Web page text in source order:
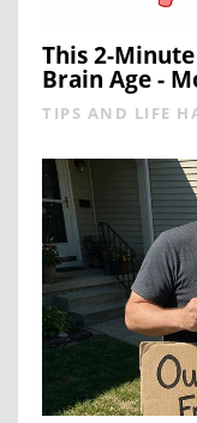
This 2-
Brain Age -
TIPS AND LIFE